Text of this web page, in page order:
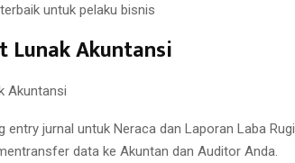
untuk pelaku bisnis
Lunak Akuntansi
Akuntansi
jurnal untuk Neraca dan Laporan Laba Rugi.
data ke Akuntan dan Auditor Anda.